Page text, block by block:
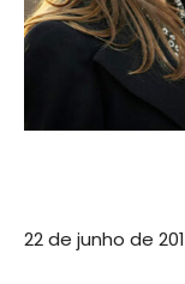
22 de junho de